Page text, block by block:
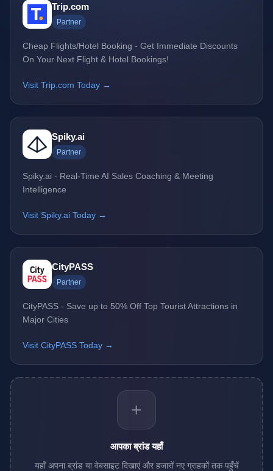
Trip.com
Partner
Cheap Flights/Hotel Booking - Get Immediate Discounts
On Your Next Flight & Hotel Bookings!
Visit Trip.com Today →
Spiky.ai
Partner
Spiky.ai - Real-Time AI Sales Coaching & Meeting
Intelligence
Visit Spiky.ai Today →
CityPASS
Partner
CityPASS - Save up to 50% Off Top Tourist Attractions in
Major Cities
Visit CityPASS Today →
+
आपका ब्रांड यहाँ
यहाँ अपना ब्रांड या वेबसाइट दिखाएं और हजारों नए ग्राहकों तक पहुँचें